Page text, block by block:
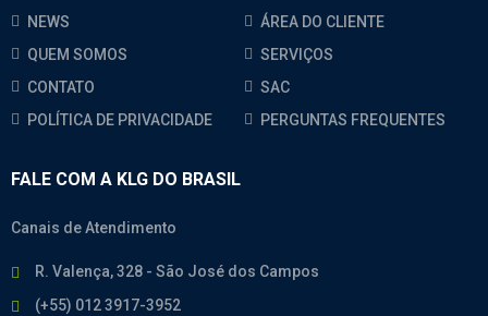
NEWS
ÁREA DO CLIENTE
QUEM SOMOS
SERVIÇOS
CONTATO
SAC
POLÍTICA DE PRIVACIDADE
PERGUNTAS FREQUENTES
FALE COM A KLG DO BRASIL
Canais de Atendimento
R. Valença, 328 - São José dos Campos
(+55) 012 3917-3952